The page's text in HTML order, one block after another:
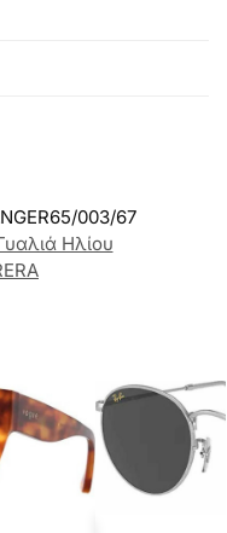
003/67
Ηλίου